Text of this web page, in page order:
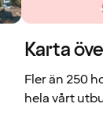
Karta
Fler än 250
hela vårt